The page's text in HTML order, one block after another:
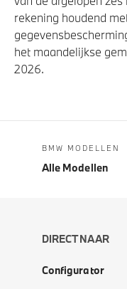
rekening houdend
het maandelijkse
2026.
BMW MODELLEN
Alle Modellen
DIRECT NAAR
Configurator